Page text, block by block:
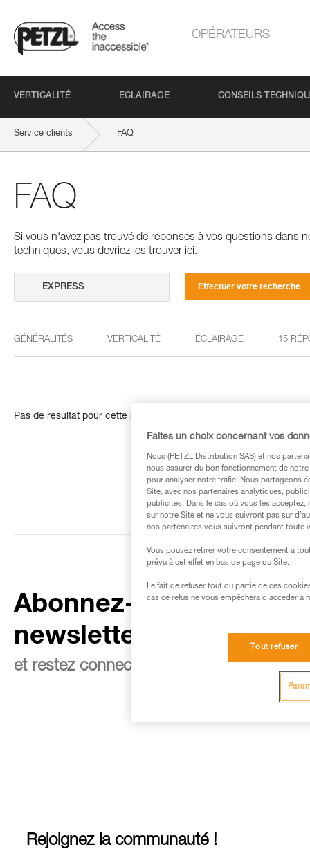
OPÉRATEURS
VERTICALITÉ ECLAIRAGE CONSEILS
Service clients FAQ
FAQ
Si vous n'avez pas trouvé de réponses à vos questions dans
techniques, vous devriez les trouver ici.
Effectuer votre recherche
GÉNÉRALITÉS VERTICALITÉ ÉCLAIRAGE 15
Pas de résultat pour cette recherche
Abonnez-vous à la
newsletter
et restez connecté à notre actualité
Rejoignez la communauté !
Faites un choix concernant vos
Nous (PETZL Distribution SAS) et nos
nous assurer du bon fonctionnement de
pour analyser notre trafic. Nous partageons
Site, avec nos partenaires analytiques,
publicités. Dans le cas où vous les
sur notre Site et ne vous suivront pas sur
nos partenaires vous suivront pendant toute
Vous pouvez retirer votre consentement à
prévu à cet effet en bas de page du Site.
Le fait de refuser tout ou partie de ces
cas ce refus ne vous empêchera d’accéder à
Tout refuser